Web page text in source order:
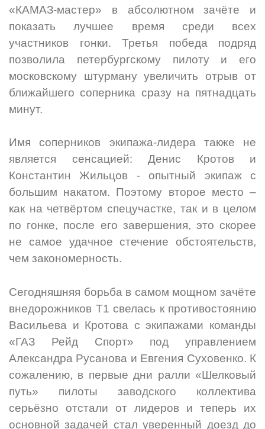
«КАМАЗ-мастер» в абсолютном зачёте и
показать лучшее время среди всех
участников гонки. Третья победа подряд
позволила петербургскому пилоту и его
московскому штурману увеличить отрыв от
ближайшего соперника сразу на пятнадцать
минут.
Имя соперников экипажа-лидера также не
является сенсацией: Денис Кротов и
Константин Жильцов - опытный экипаж с
большим накатом. Поэтому второе место –
как на четвёртом спецучастке, так и в целом
по гонке, после его завершения, это скорее
не самое удачное стечение обстоятельств,
чем закономерность.
Сегодняшняя борьба в самом мощном зачёте
внедорожников Т1 свелась к противостоянию
Васильева и Кротова с экипажами команды
«ГАЗ Рейд Спорт» под управлением
Александра Русанова и Евгения Суховенко. К
сожалению, в первые дни ралли «Шелковый
путь» пилоты заводского коллектива
серьёзно отстали от лидеров и теперь их
основной задачей стал уверенный доезд до